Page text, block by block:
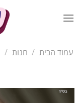
עמוד הבית / חנות /